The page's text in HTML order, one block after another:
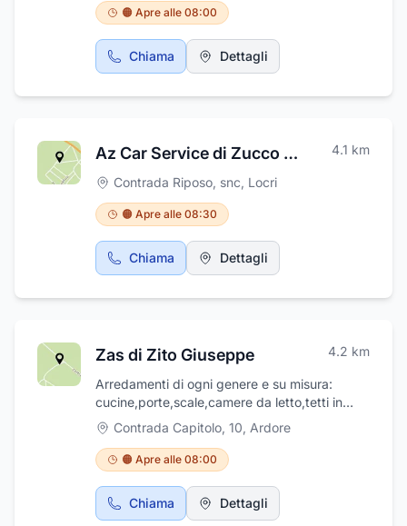
riparazioni con tecnici specializzati. L'azienda
è in grado di fornire assistenza tecnica presso
la sede del cliente. Da anni è punto di
riferimento di moltissime aziende agricole,
di costruzione e ristrutturazione edile per la
le ottime condizioni che garantisce alla sua
clientela più affezionata. L'azienda ha sempre
rivolto grande attenzione alla gestione dei
ricambi e all'assistenza post vendita.
Macchine Agricole di Capogreco Domenico è
in strada statale 106, 11 a Sant'Ilario dello
Ionio, in provincia di Reggio Calabria. Visitate
nostra pagina Facebook: CAPOGRECO
🟠 Apre alle 08:00
Chiama Dettagli
Az Car Service di Zucco Andrea 4.1 km
Contrada Riposo, snc, Locri
🟠 Apre alle 08:30
Chiama Dettagli
Zas di Zito Giuseppe 4.2 km
Arredamenti di ogni genere e su misura:
cucine,porte,scale,camere da letto,tetti in
legno,serramenti ,mobili di ogni
genere,arredamenti negozi,bar uffici
Contrada Capitolo, 10, Ardore
🟠 Apre alle 08:00
Chiama Dettagli